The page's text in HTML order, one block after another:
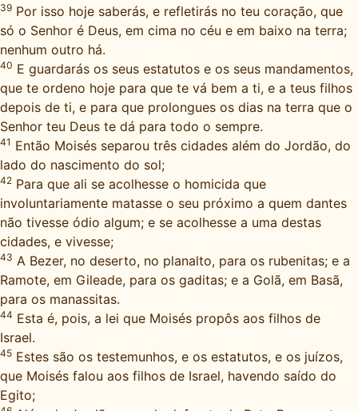
39 Por isso hoje saberás, e refletirás no teu coração, que
só o Senhor é Deus, em cima no céu e em baixo na terra;
nenhum outro há.
40 E guardarás os seus estatutos e os seus mandamentos,
que te ordeno hoje para que te vá bem a ti, e a teus filhos
depois de ti, e para que prolongues os dias na terra que o
Senhor teu Deus te dá para todo o sempre.
41 Então Moisés separou três cidades além do Jordão, do
lado do nascimento do sol;
42 Para que ali se acolhesse o homicida que
involuntariamente matasse o seu próximo a quem dantes
não tivesse ódio algum; e se acolhesse a uma destas
cidades, e vivesse;
43 A Bezer, no deserto, no planalto, para os rubenitas; e a
Ramote, em Gileade, para os gaditas; e a Golã, em Basã,
para os manassitas.
44 Esta é, pois, a lei que Moisés propôs aos filhos de
Israel.
45 Estes são os testemunhos, e os estatutos, e os juízos,
que Moisés falou aos filhos de Israel, havendo saído do
Egito;